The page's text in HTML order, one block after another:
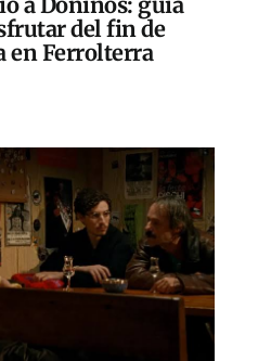
del fin de
en Ferrolterra